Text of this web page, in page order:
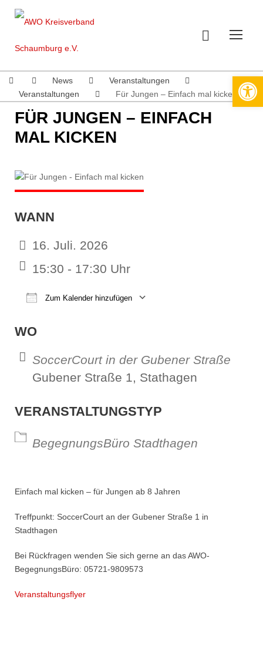
News
Veranstaltungen
Veranstaltungen
Für Jungen – Einfach mal kicken
FÜR JUNGEN – EINFACH
MAL KICKEN
WANN
16. Juli. 2026
15:30 - 17:30 Uhr
Zum Kalender hinzufügen
WO
SoccerCourt in der Gubener Straße
Gubener Straße 1, Stathagen
VERANSTALTUNGSTYP
BegegnungsBüro Stadthagen
Einfach mal kicken – für Jungen ab 8 Jahren
Treffpunkt: SoccerCourt an der Gubener Straße 1 in
Stadthagen
Bei Rückfragen wenden Sie sich gerne an das AWO-
BegegnungsBüro: 05721-9809573
Veranstaltungsflyer
Werkzeugleiste öffnen